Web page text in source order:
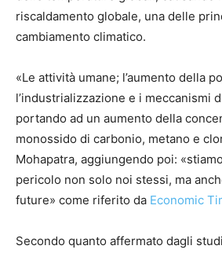
riscaldamento globale, una delle
cambiamento climatico.
«Le attività umane; l’aumento della
l’industrializzazione e i meccanismi
portando ad un aumento della
monossido di carbonio, metano e
Mohapatra, aggiungendo poi:
pericolo non solo noi stessi, ma
future» come riferito da Economic
Secondo quanto affermato dagli